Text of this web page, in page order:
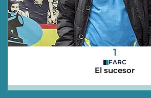
1
FARC
El sucesor